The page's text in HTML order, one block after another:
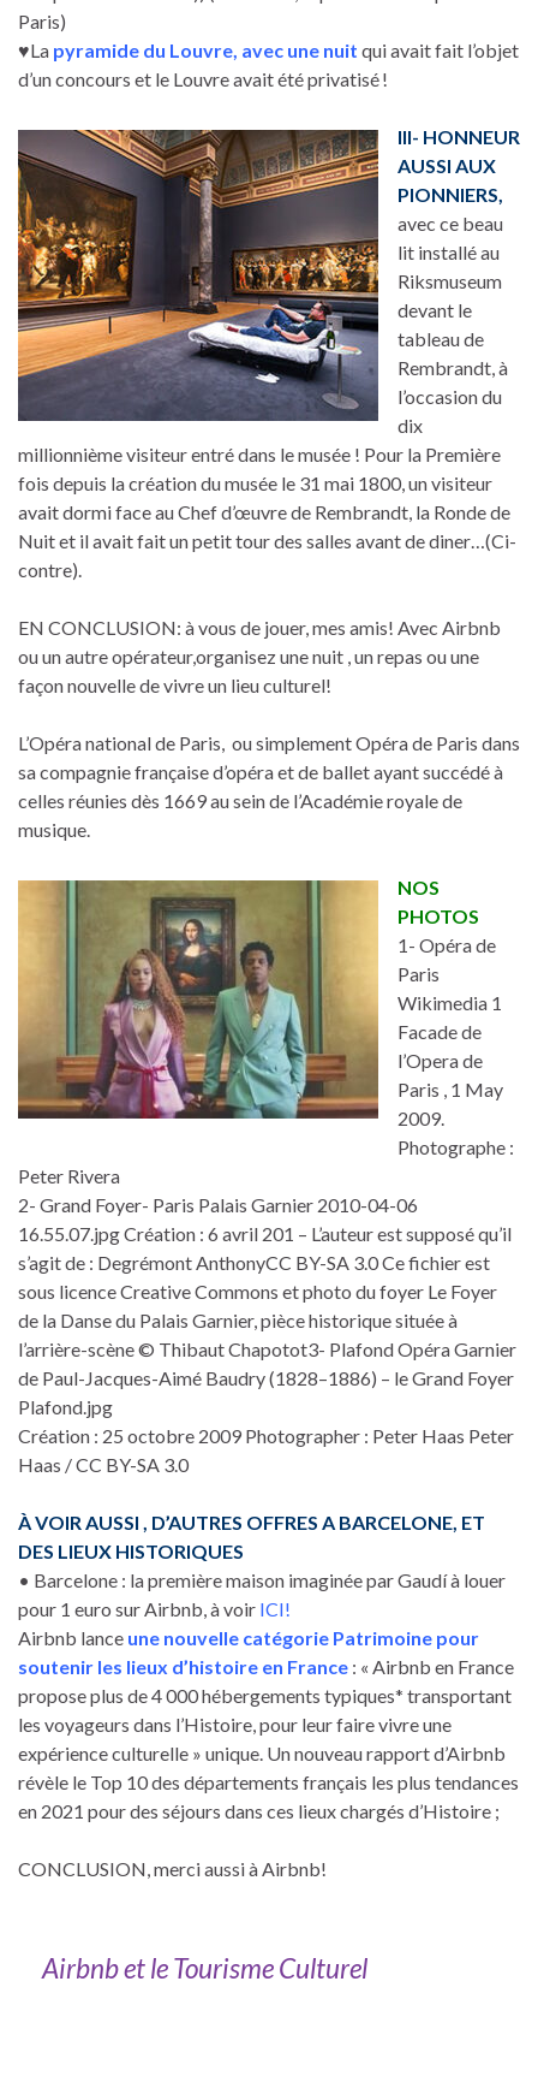
Paris)
♥La pyramide du Louvre, avec une nuit qui avait fait l’objet
d’un concours et le Louvre avait été privatisé !
III- HONNEUR
AUSSI AUX
PIONNIERS,
avec ce beau
lit installé au
Riksmuseum
devant le
tableau de
Rembrandt, à
l’occasion du
dix
millionnième visiteur entré dans le musée ! Pour la Première
fois depuis la création du musée le 31 mai 1800, un visiteur
avait dormi face au Chef d’œuvre de Rembrandt, la Ronde de
Nuit et il avait fait un petit tour des salles avant de diner…(Ci-
contre).
EN CONCLUSION: à vous de jouer, mes amis! Avec Airbnb
ou un autre opérateur,organisez une nuit , un repas ou une
façon nouvelle de vivre un lieu culturel!
L’Opéra national de Paris, ou simplement Opéra de Paris dans
sa compagnie française d’opéra et de ballet ayant succédé à
celles réunies dès 1669 au sein de l’Académie royale de
musique.
NOS
PHOTOS
1- Opéra de
Paris
Wikimedia 1
Facade de
l’Opera de
Paris , 1 May
2009.
Photographe :
Peter Rivera
2- Grand Foyer- Paris Palais Garnier 2010-04-06
16.55.07.jpg Création : 6 avril 201 – L’auteur est supposé qu’il
s’agit de : Degrémont AnthonyCC BY-SA 3.0 Ce fichier est
sous licence Creative Commons et photo du foyer Le Foyer
de la Danse du Palais Garnier, pièce historique située à
l’arrière-scène © Thibaut Chapotot3- Plafond Opéra Garnier
de Paul-Jacques-Aimé Baudry (1828–1886) – le Grand Foyer
Plafond.jpg
Création : 25 octobre 2009 Photographer : Peter Haas Peter
Haas / CC BY-SA 3.0
À VOIR AUSSI , D’AUTRES OFFRES A BARCELONE, ET
DES LIEUX HISTORIQUES
• Barcelone : la première maison imaginée par Gaudí à louer
pour 1 euro sur Airbnb, à voir ICI!
Airbnb lance une nouvelle catégorie Patrimoine pour
soutenir les lieux d’histoire en France : « Airbnb en France
propose plus de 4 000 hébergements typiques* transportant
les voyageurs dans l’Histoire, pour leur faire vivre une
expérience culturelle » unique. Un nouveau rapport d’Airbnb
révèle le Top 10 des départements français les plus tendances
en 2021 pour des séjours dans ces lieux chargés d’Histoire ;
CONCLUSION, merci aussi à Airbnb!
Airbnb et le Tourisme Culturel